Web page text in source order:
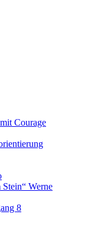
Courage
Werne
8